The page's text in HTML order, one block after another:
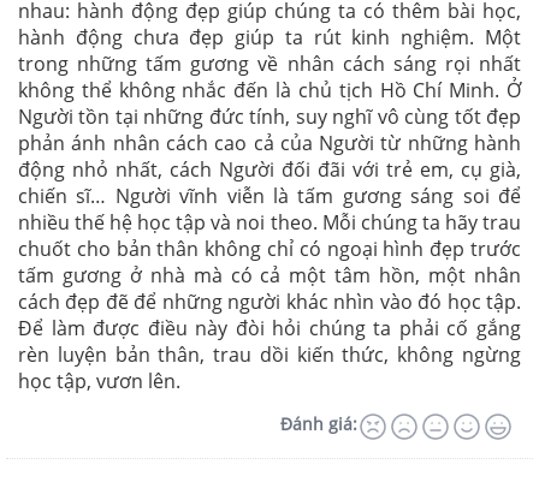
nhau: hành động đẹp giúp chúng ta có thêm bài học,
hành động chưa đẹp giúp ta rút kinh nghiệm. Một
trong những tấm gương về nhân cách sáng rọi nhất
không thể không nhắc đến là chủ tịch Hồ Chí Minh. Ở
Người tồn tại những đức tính, suy nghĩ vô cùng tốt đẹp
phản ánh nhân cách cao cả của Người từ những hành
động nhỏ nhất, cách Người đối đãi với trẻ em, cụ già,
chiến sĩ… Người vĩnh viễn là tấm gương sáng soi để
nhiều thế hệ học tập và noi theo. Mỗi chúng ta hãy trau
chuốt cho bản thân không chỉ có ngoại hình đẹp trước
tấm gương ở nhà mà có cả một tâm hồn, một nhân
cách đẹp đẽ để những người khác nhìn vào đó học tập.
Để làm được điều này đòi hỏi chúng ta phải cố gắng
rèn luyện bản thân, trau dồi kiến thức, không ngừng
học tập, vươn lên.
Đánh giá: